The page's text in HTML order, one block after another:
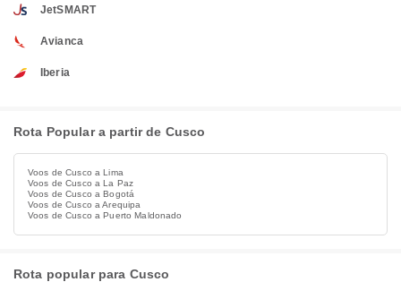
JetSMART
Avianca
Iberia
Rota Popular a partir de Cusco
Voos de Cusco a Lima
Voos de Cusco a La Paz
Voos de Cusco a Bogotá
Voos de Cusco a Arequipa
Voos de Cusco a Puerto Maldonado
Rota popular para Cusco